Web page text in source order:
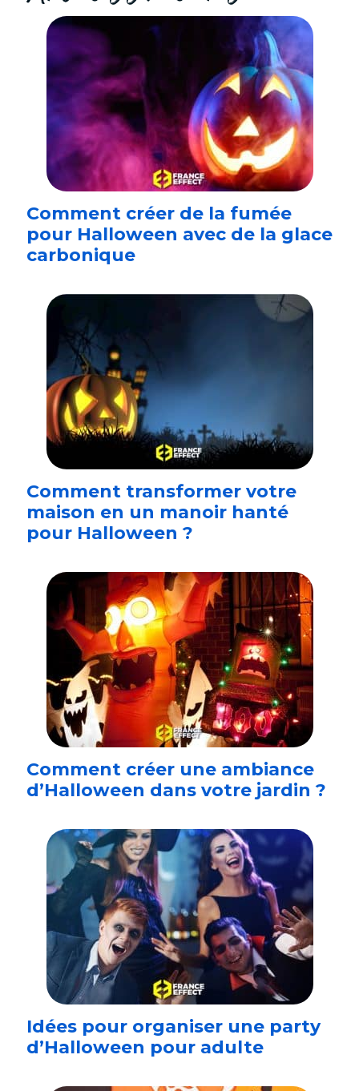
Comment créer de la fumée
pour Halloween avec de la glace
carbonique
Comment transformer votre
maison en un manoir hanté
pour Halloween ?
Comment créer une ambiance
d’Halloween dans votre jardin ?
Idées pour organiser une party
d’Halloween pour adulte